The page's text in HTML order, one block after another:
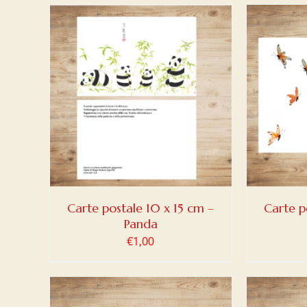
Carte postale 10 x 15 cm –
Panda
€1,00
AJOUTER AU PANIER / DETAILS
Carte